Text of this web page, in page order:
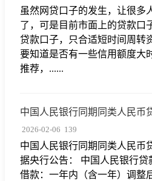
虽然网贷口子的发生，让很多
了，可是目前市面上的贷款口
贷款口子，只合适短时间周转
要知道是否有一些信用额度大
推荐，......
中国人民银行同期同类人民币
2026-02-06 139
中国人民银行同期同类人民币
据央行公告： 中国人民银行贷
借款：一年内（含一年）调整